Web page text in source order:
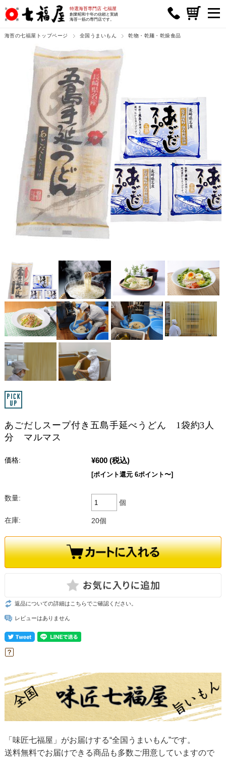
特選海苔専門店 七福屋
創業昭和十年の信頼と実績
海苔一筋の専門店です。
海苔の七福屋トップページ 全国うまいもん 乾物・乾麺・乾燥食品
あごだしスープ付き五島手延べうどん 1袋約3人
分 マルマス
価格: ¥600 (税込)
[ポイント還元 6ポイント〜]
数量:
個
在庫: 20個
返品についての詳細はこちらでご確認ください。
レビューはありません
「味匠七福屋」 がお届けする“全国うまいもん”です。
送料無料でお届けできる商品も多数ご用意していますので